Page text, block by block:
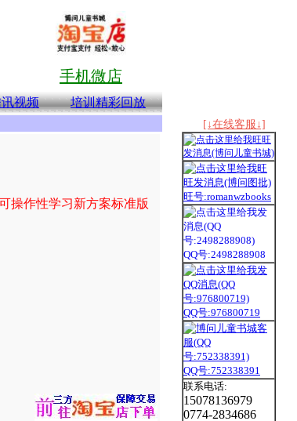
手机微店
视频
培训精彩回放
操作性学习新方案标准版
[↓在线客服↓]
旺号:romanwzbooks
QQ号:2498288908
QQ号:976800719
QQ号:752338391
联系电话:
15078136979
0774-2834686